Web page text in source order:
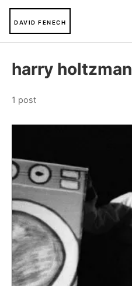
DAVID FENECH
harry holtzman
1 post